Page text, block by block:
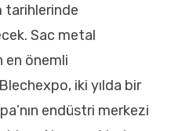
tarihlerinde
Sac metal
en önemli
iki yılda bir
endüstri merkezi